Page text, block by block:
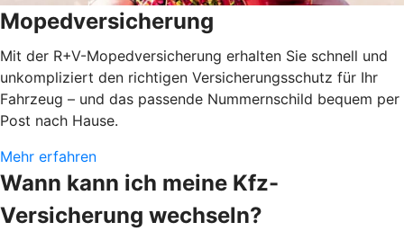
Mopedversicherung
Mit der R+V-Mopedversicherung erhalten Sie schnell und
unkompliziert den richtigen Versicherungsschutz für Ihr
Fahrzeug – und das passende Nummernschild bequem per
Post nach Hause.
Mehr erfahren
Wann kann ich meine Kfz-
Versicherung wechseln?